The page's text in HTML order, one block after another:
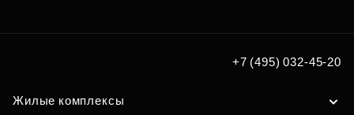
+7 (495) 032-45-20
Жилые комплексы